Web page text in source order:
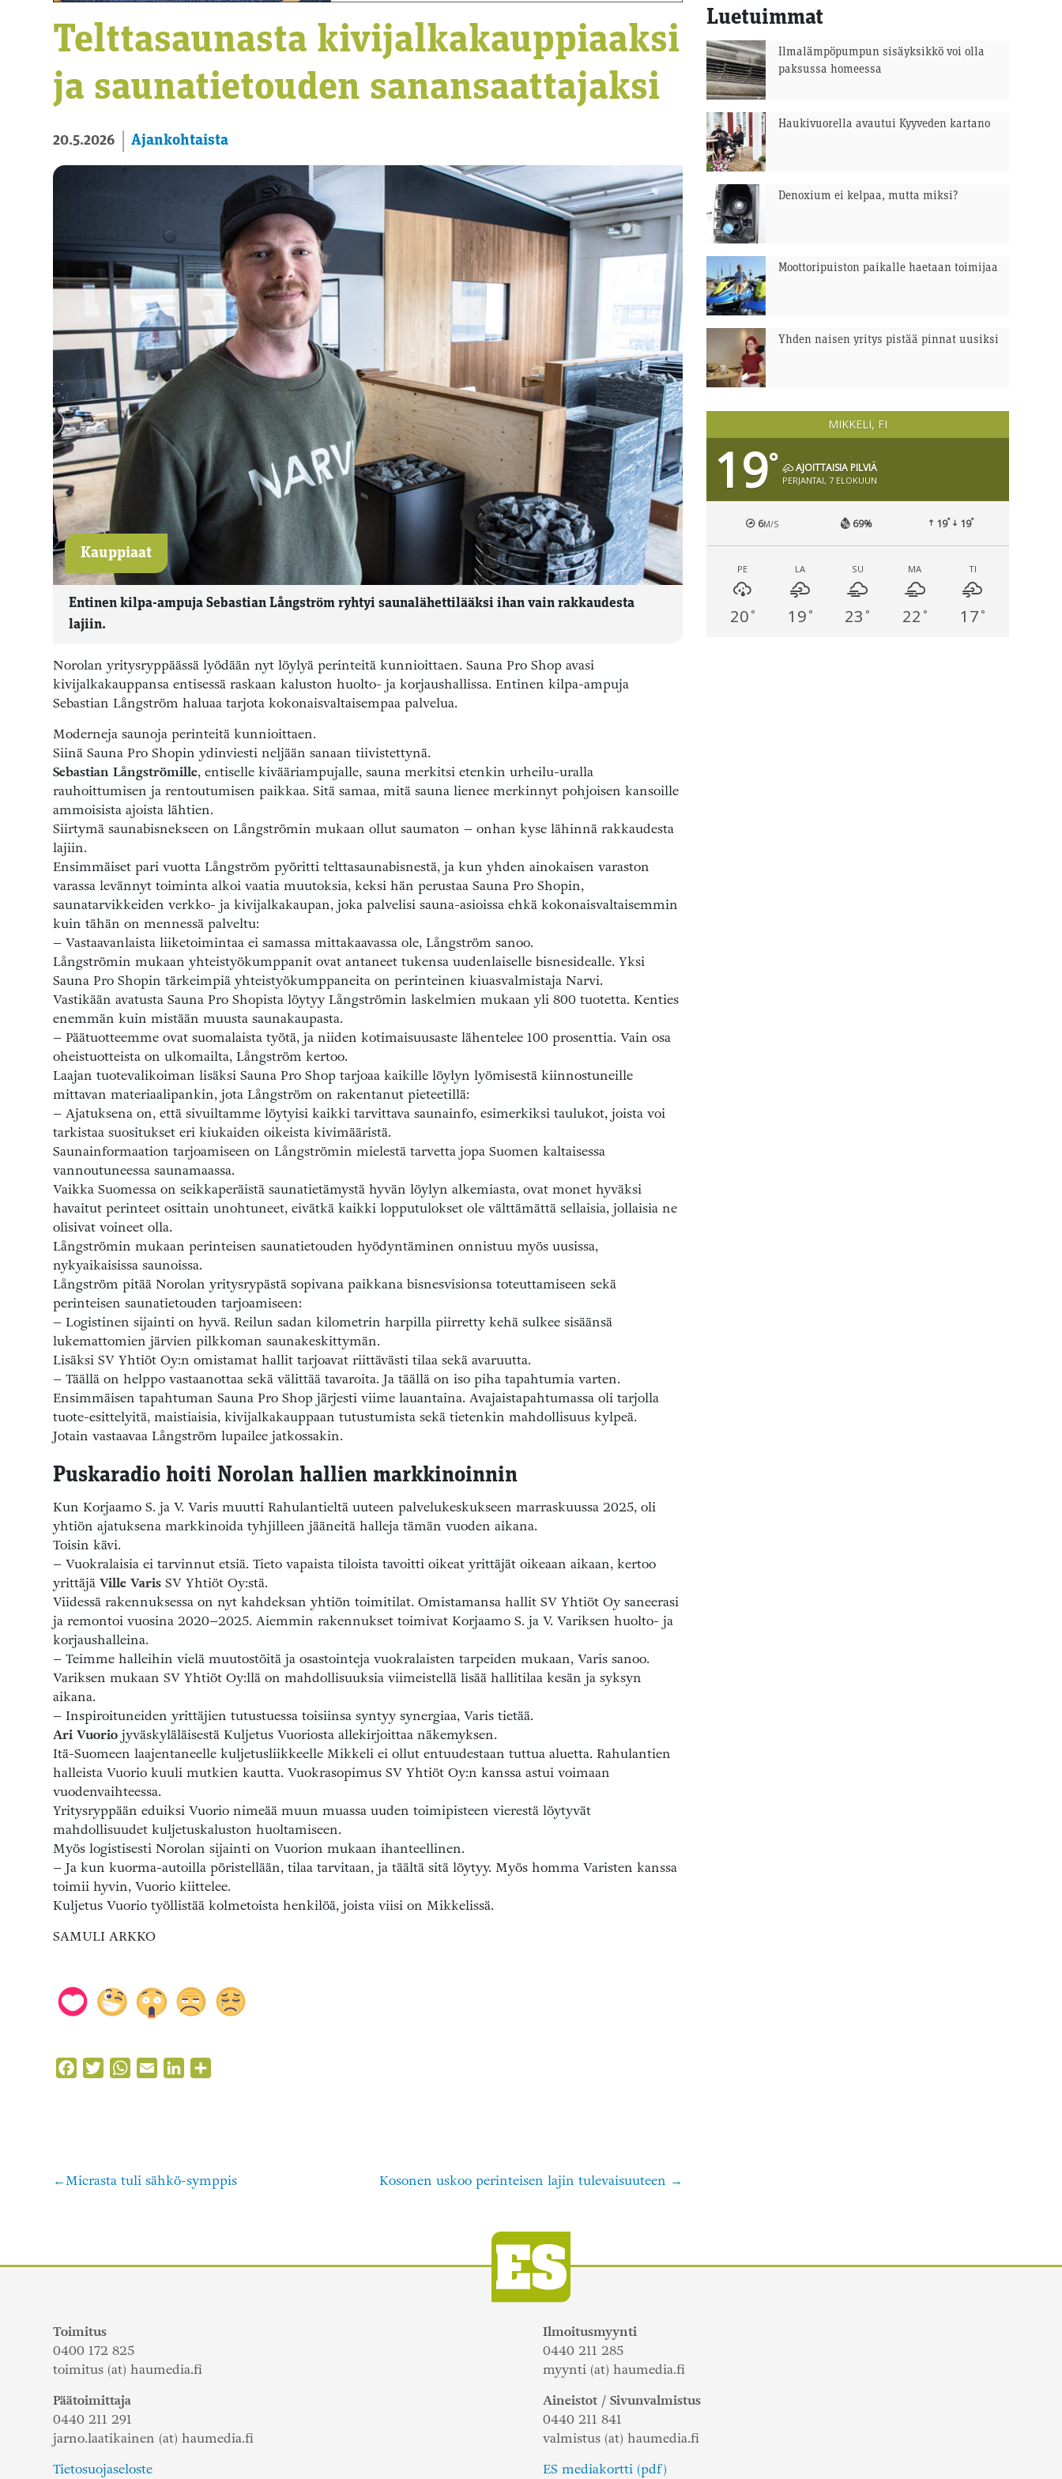
Telttasaunasta kivijalkakauppiaaksi
ja saunatietouden sanansaattajaksi
20.5.2026 Ajankohtaista
Kauppiaat
Entinen kilpa-ampuja Sebastian Långström ryhtyi saunalähettilääksi ihan vain rakkaudesta
lajiin.
Norolan yritysryppäässä lyödään nyt löylyä perinteitä kunnioittaen. Sauna Pro Shop avasi
kivijalkakauppansa entisessä raskaan kaluston huolto- ja korjaushallissa. Entinen kilpa-ampuja
Sebastian Långström haluaa tarjota kokonaisvaltaisempaa palvelua.
Moderneja saunoja perinteitä kunnioittaen.
Siinä Sauna Pro Shopin ydinviesti neljään sanaan tiivistettynä.
Sebastian Långströmille, entiselle kivääriampujalle, sauna merkitsi etenkin urheilu-uralla
rauhoittumisen ja rentoutumisen paikkaa. Sitä samaa, mitä sauna lienee merkinnyt pohjoisen kansoille
ammoisista ajoista lähtien.
Siirtymä saunabisnekseen on Långströmin mukaan ollut saumaton – onhan kyse lähinnä rakkaudesta
lajiin.
Ensimmäiset pari vuotta Långström pyöritti telttasaunabisnestä, ja kun yhden ainokaisen varaston
varassa levännyt toiminta alkoi vaatia muutoksia, keksi hän perustaa Sauna Pro Shopin,
saunatarvikkeiden verkko- ja kivijalkakaupan, joka palvelisi sauna-asioissa ehkä kokonaisvaltaisemmin
kuin tähän on mennessä palveltu:
– Vastaavanlaista liiketoimintaa ei samassa mittakaavassa ole, Långström sanoo.
Långströmin mukaan yhteistyökumppanit ovat antaneet tukensa uudenlaiselle bisnesidealle. Yksi
Sauna Pro Shopin tärkeimpiä yhteistyökumppaneita on perinteinen kiuasvalmistaja Narvi.
Vastikään avatusta Sauna Pro Shopista löytyy Långströmin laskelmien mukaan yli 800 tuotetta. Kenties
enemmän kuin mistään muusta saunakaupasta.
– Päätuotteemme ovat suomalaista työtä, ja niiden kotimaisuusaste lähentelee 100 prosenttia. Vain osa
oheistuotteista on ulkomailta, Långström kertoo.
Laajan tuotevalikoiman lisäksi Sauna Pro Shop tarjoaa kaikille löylyn lyömisestä kiinnostuneille
mittavan materiaalipankin, jota Långström on rakentanut pieteetillä:
– Ajatuksena on, että sivuiltamme löytyisi kaikki tarvittava saunainfo, esimerkiksi taulukot, joista voi
tarkistaa suositukset eri kiukaiden oikeista kivimääristä.
Saunainformaation tarjoamiseen on Långströmin mielestä tarvetta jopa Suomen kaltaisessa
vannoutuneessa saunamaassa.
Vaikka Suomessa on seikkaperäistä saunatietämystä hyvän löylyn alkemiasta, ovat monet hyväksi
havaitut perinteet osittain unohtuneet, eivätkä kaikki lopputulokset ole välttämättä sellaisia, jollaisia ne
olisivat voineet olla.
Långströmin mukaan perinteisen saunatietouden hyödyntäminen onnistuu myös uusissa,
nykyaikaisissa saunoissa.
Långström pitää Norolan yritysrypästä sopivana paikkana bisnesvisionsa toteuttamiseen sekä
perinteisen saunatietouden tarjoamiseen:
– Logistinen sijainti on hyvä. Reilun sadan kilometrin harpilla piirretty kehä sulkee sisäänsä
lukemattomien järvien pilkkoman saunakeskittymän.
Lisäksi SV Yhtiöt Oy:n omistamat hallit tarjoavat riittävästi tilaa sekä avaruutta.
– Täällä on helppo vastaanottaa sekä välittää tavaroita. Ja täällä on iso piha tapahtumia varten.
Ensimmäisen tapahtuman Sauna Pro Shop järjesti viime lauantaina. Avajaistapahtumassa oli tarjolla
tuote-esittelyitä, maistiaisia, kivijalkakauppaan tutustumista sekä tietenkin mahdollisuus kylpeä.
Jotain vastaavaa Långström lupailee jatkossakin.
Puskaradio hoiti Norolan hallien markkinoinnin
Kun Korjaamo S. ja V. Varis muutti Rahulantieltä uuteen palvelukeskukseen marraskuussa 2025, oli
yhtiön ajatuksena markkinoida tyhjilleen jääneitä halleja tämän vuoden aikana.
Toisin kävi.
– Vuokralaisia ei tarvinnut etsiä. Tieto vapaista tiloista tavoitti oikeat yrittäjät oikeaan aikaan, kertoo
yrittäjä Ville Varis SV Yhtiöt Oy:stä.
Viidessä rakennuksessa on nyt kahdeksan yhtiön toimitilat. Omistamansa hallit SV Yhtiöt Oy saneerasi
ja remontoi vuosina 2020–2025. Aiemmin rakennukset toimivat Korjaamo S. ja V. Variksen huolto- ja
korjaushalleina.
– Teimme halleihin vielä muutostöitä ja osastointeja vuokralaisten tarpeiden mukaan, Varis sanoo.
Variksen mukaan SV Yhtiöt Oy:llä on mahdollisuuksia viimeistellä lisää hallitilaa kesän ja syksyn
aikana.
– Inspiroituneiden yrittäjien tutustuessa toisiinsa syntyy synergiaa, Varis tietää.
Ari Vuorio jyväskyläläisestä Kuljetus Vuoriosta allekirjoittaa näkemyksen.
Itä-Suomeen laajentaneelle kuljetusliikkeelle Mikkeli ei ollut entuudestaan tuttua aluetta. Rahulantien
halleista Vuorio kuuli mutkien kautta. Vuokrasopimus SV Yhtiöt Oy:n kanssa astui voimaan
vuodenvaihteessa.
Yritysryppään eduiksi Vuorio nimeää muun muassa uuden toimipisteen vierestä löytyvät
mahdollisuudet kuljetuskaluston huoltamiseen.
Myös logistisesti Norolan sijainti on Vuorion mukaan ihanteellinen.
– Ja kun kuorma-autoilla pöristellään, tilaa tarvitaan, ja täältä sitä löytyy. Myös homma Varisten kanssa
toimii hyvin, Vuorio kiittelee.
Kuljetus Vuorio työllistää kolmetoista henkilöä, joista viisi on Mikkelissä.
SAMULI ARKKO
FacebookTwitterWhatsApp
Email LinkedIn
Artikkelien
Micrasta tuli sähkö-symppis Kosonen uskoo perinteisen lajin tulevaisuuteen
Luetuimmat
Ilmalämpöpumpun sisäyksikkö voi olla
paksussa homeessa
Haukivuorella avautui Kyyveden kartano
Denoxium ei kelpaa, mutta miksi?
Moottoripuiston paikalle haetaan toimijaa
Yhden naisen yritys pistää pinnat uusiksi
MIKKELI, FI
19° AJOITTAISIA PILVIÄ
PERJANTAI, 7 ELOKUUN
6M/S 69% 19° 19°
PE
20 °
LA
19 °
SU
23 °
MA
22 °
TI
17 °
Toimitus
0400 172 825
toimitus (at) haumedia.fi
Päätoimittaja
0440 211 291
jarno.laatikainen (at) haumedia.fi
Tietosuojaseloste
Ilmoitusmyynti
0440 211 285
myynti (at) haumedia.fi
Aineistot / Sivunvalmistus
0440 211 841
valmistus (at) haumedia.fi
ES mediakortti (pdf)